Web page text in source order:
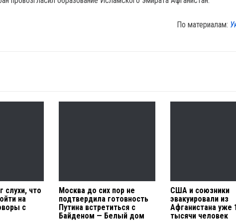
По материалам:
слухи, что
на
с
Москва до сих пор не
подтвердила готовность
Путина встретиться с
Байденом — Белый дом
США и союзники
эвакуировали из
Афганистана уже
тысячи человек